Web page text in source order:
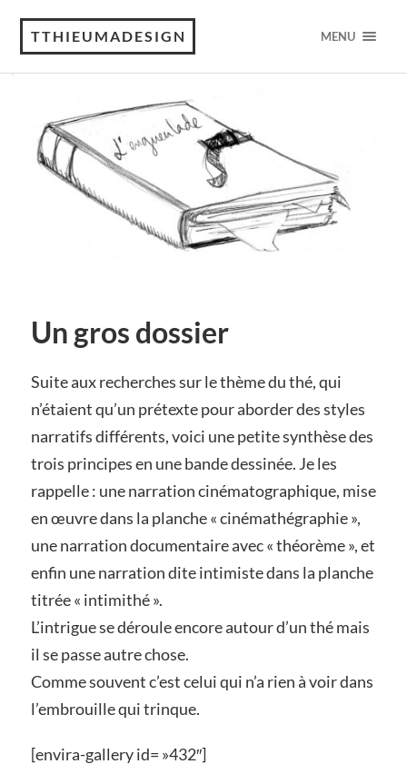
TTHIEUMADESIGN MENU
Un gros dossier
Suite aux recherches sur le thème du thé, qui
n’étaient qu’un prétexte pour aborder des styles
narratifs différents, voici une petite synthèse des
trois principes en une bande dessinée. Je les
rappelle : une narration cinématographique, mise
en œuvre dans la planche « cinémathégraphie »,
une narration documentaire avec « théorème », et
enfin une narration dite intimiste dans la planche
titrée « intimithé ».
L’intrigue se déroule encore autour d’un thé mais
il se passe autre chose.
Comme souvent c’est celui qui n’a rien à voir dans
l’embrouille qui trinque.
[envira-gallery id= »432″]